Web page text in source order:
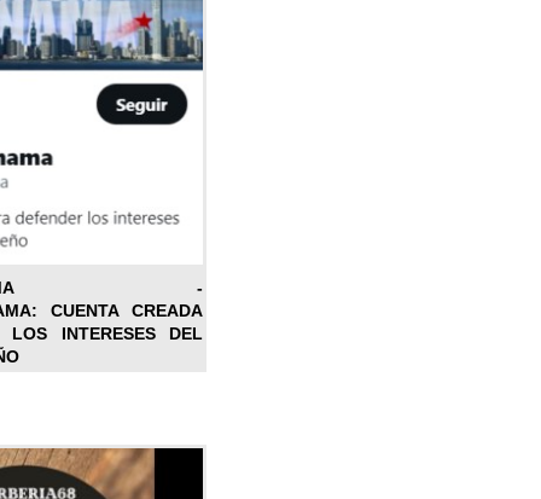
-
CUENTA CREADA
LOS INTERESES DEL